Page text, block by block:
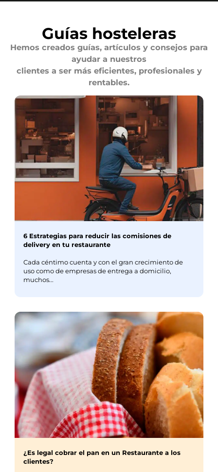
Guías hosteleras
Hemos creados guías, artículos y consejos para
ayudar a nuestros
clientes a ser más eficientes, profesionales y
rentables.
6 Estrategias para reducir las comisiones de
delivery en tu restaurante
Cada céntimo cuenta y con el gran crecimiento de
uso como de empresas de entrega a domicilio,
muchos...
¿Es legal cobrar el pan en un Restaurante a los
clientes?